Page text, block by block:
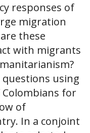
responses of
migration
these
with migrants
using
for
of
In a conjoint